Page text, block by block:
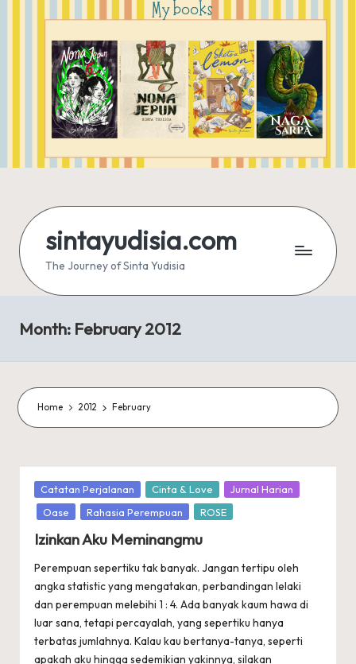
sintayudisia.com
The Journey of Sinta Yudisia
Month: February 2012
Home 2012 February
Posted
in
Catatan Perjalanan Cinta & Love
Jurnal Harian
Oase
Rahasia Perempuan ROSE
Izinkan Aku Meminangmu
Perempuan sepertiku tak banyak. Jangan tertipu oleh
angka statistic yang mengatakan, perbandingan lelaki
dan perempuan melebihi 1 : 4. Ada banyak kaum hawa di
luar sana, tetapi percayalah, yang sepertiku hanya
terbatas jumlahnya. Kalau kau bertanya-tanya, seperti
apakah aku hingga sedemikian yakinnya, silakan